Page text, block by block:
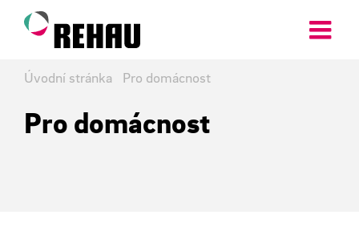
Přeskočit
Úvodní stránka
Pro domácnost
Pro domácnost